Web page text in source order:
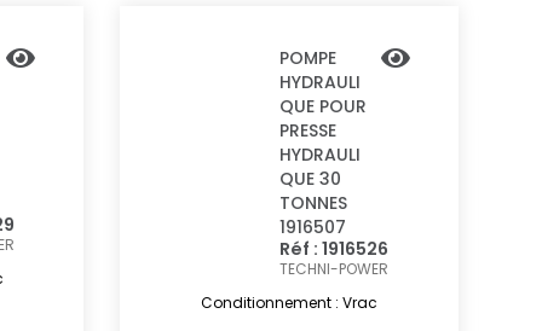
POMPE
HYDRAULI
QUE POUR
PRESSE
HYDRAULI
QUE 30
TONNES
1916507
Réf : 1916526
TECHNI-POWER
Conditionnement : Vrac